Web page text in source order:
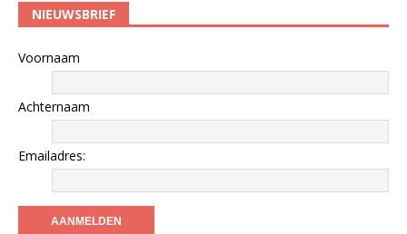
NIEUWSBRIEF
Voornaam
Achternaam
Emailadres: